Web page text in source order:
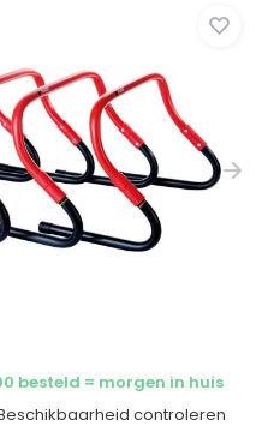
besteld = morgen in huis
controleren